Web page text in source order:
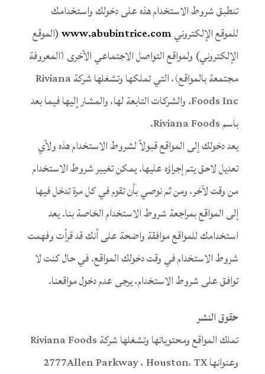
اتصل بنا
العربية
English
(الإنجليزية)
تنطبق شروط الاستخدام هذه على دخولك واستخدامك
للموقع الإلكترونيwww.abubintrice.com(الموقع
الإلكتروني) ولمواقع التواصل الاجتماعي الأخرى (المعروفة
مجتمعة بالمواقع)، التي تملكها وتشغلها شركة Riviana
Foods Inc. والشركات التابعة لها، والمشار إليها فيما بعد
باسم Riviana Foods.
يعد دخولك إلى المواقع قبولاً لشروط الاستخدام هذه ولأي
تعديل لاحق يتم إجراؤه عليها. يمكن تغيير شروط الاستخدام
من وقت لآخر، ومن ثم نوصي بأن تقوم في كل مرة تدخل فيها
إلى المواقع بمراجعة شروط الاستخدام الخاصة بنا. يعد
استخدامك للمواقع موافقة واضحة على أنك قد قرأت وفهمت
شروط الاستخدام في وقت دخولك المواقع. في حال كنت لا
توافق على شروط الاستخدام، يرجى عدم دخول مواقعنا.
حقوق النشر
تملك المواقع ومحتوياتها وتشغلها شركة Riviana Foods
وعنوانها 2777Allen Parkway ، Houston، TX